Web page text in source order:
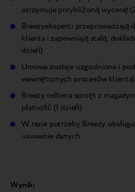
otrzymuje przybliżoną wycenę
Breezyeksperci przeprowadzają
klienta i zapewniają stałą,
dzień)
Umowa zostaje uzgodniona i
wewnętrznych procesów klienta).
Breezy odbiera sprzęt z
płatność (1 dzień)
W razie potrzeby Breezy
usuwanie danych
Wynik: